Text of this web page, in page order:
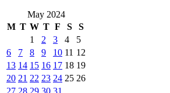
May 2024
M T W T F S
S
1
2 3 4
5
6
7 8 9 10 11 12
13 14 15 16 17 18 19
20 21 22 23 24 25 26
27 28 29 30 31